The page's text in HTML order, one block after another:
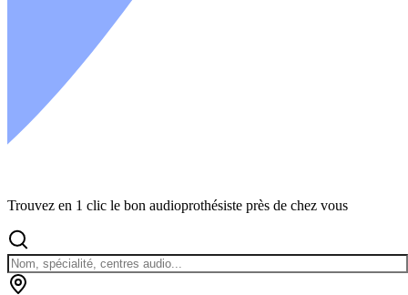
Trouvez en 1 clic le bon audioprothésiste près de chez vous